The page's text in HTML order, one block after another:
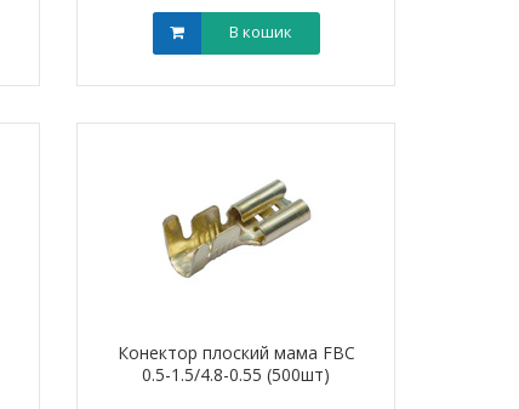
В кошик
Конектор плоский мама FBC
0.5-1.5/4.8-0.55 (500шт)